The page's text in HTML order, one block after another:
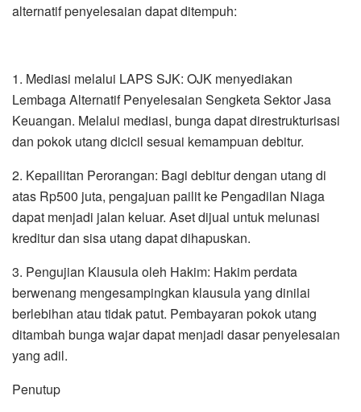
alternatif penyelesaian dapat ditempuh:
1. Mediasi melalui LAPS SJK: OJK menyediakan
Lembaga Alternatif Penyelesaian Sengketa Sektor Jasa
Keuangan. Melalui mediasi, bunga dapat direstrukturisasi
dan pokok utang dicicil sesuai kemampuan debitur.
2. Kepailitan Perorangan: Bagi debitur dengan utang di
atas Rp500 juta, pengajuan pailit ke Pengadilan Niaga
dapat menjadi jalan keluar. Aset dijual untuk melunasi
kreditur dan sisa utang dapat dihapuskan.
3. Pengujian Klausula oleh Hakim: Hakim perdata
berwenang mengesampingkan klausula yang dinilai
berlebihan atau tidak patut. Pembayaran pokok utang
ditambah bunga wajar dapat menjadi dasar penyelesaian
yang adil.
Penutup